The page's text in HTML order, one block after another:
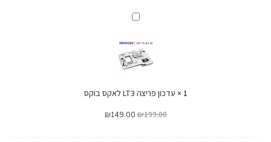
עדכון
LT3
לאקס
1
× עדכון פריצה LT3 לאקס בוקס
₪199.00
₪149.00